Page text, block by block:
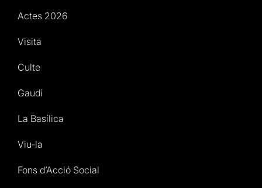
Actes 2026
Visita
Culte
Gaudí
La Basílica
Viu-la
Fons d’Acció Social